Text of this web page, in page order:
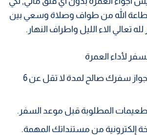
الله من طواف وصلاة وسعي بين
تعالي الاء الليل واطراف النهار.
لأداء العمرة
تأكد من أن جواز سفرك صالح لمدة لا تقل عن 6
المطلوبة قبل موعد السفر.
إلكترونية من مستنداتك المهمة.